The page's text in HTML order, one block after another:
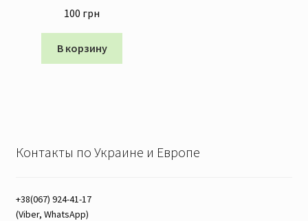
100 грн
В корзину
Контакты по Украине и Европе
+38(067) 924-41-17
(Viber, WhatsApp)